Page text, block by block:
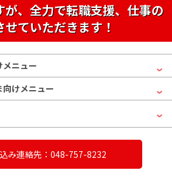
が、全力で転職支援、仕事の
せていただきます！
メニュー
向けメニュー
み連絡先：048-757-8232